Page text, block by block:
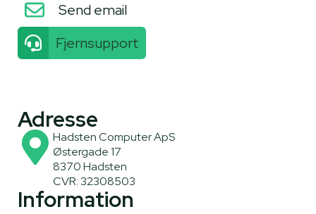
Send email
Fjernsupport
Adresse
Hadsten Computer ApS
Østergade 17
8370 Hadsten
CVR: 32308503
Information